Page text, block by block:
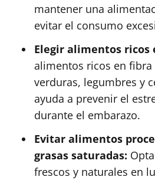
mantener una
evitar el consumo
Elegir alimentos ricos
alimentos ricos en
verduras, legumbres y
ayuda a prevenir el
durante el embarazo.
Evitar alimentos
grasas saturadas:
frescos y naturales en